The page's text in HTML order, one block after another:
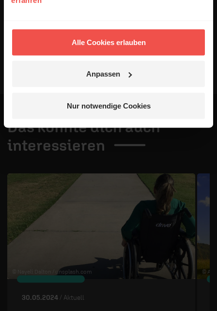
Alle Cookies erlauben
Anpassen
Nur notwendige Cookies
Das könnte dich auch
interessieren
unsplash.com
30.05.2024 / Aktuell
©